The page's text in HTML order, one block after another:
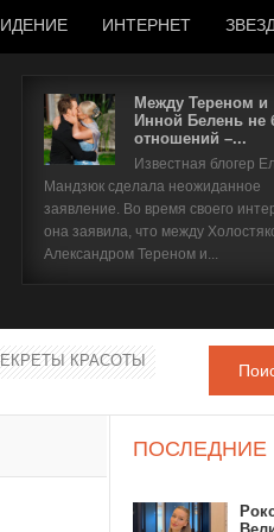
ИНТЕРНЕТ
Между Тереном и
Инной Белень не
отношений –...
Известная блогер
Мандзюк сделала неожиданное
заявление. Во время своего
она заявила, что между
Александром Тереном и...
КРАСОТЫ
ПОСЛЕДНИЕ
Забыли имя пользователя?